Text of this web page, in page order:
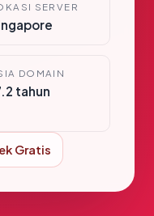
SERVER
DOMAIN
tahun
Gratis